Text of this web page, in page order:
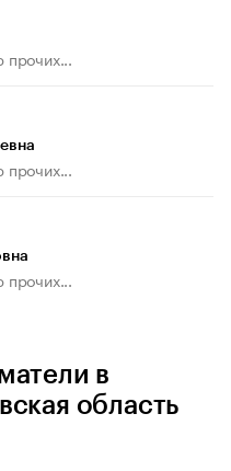
прочих...
прочих...
прочих...
в
область